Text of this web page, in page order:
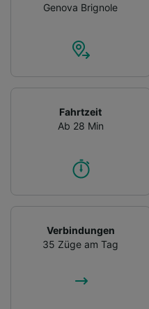
Genova Brignole
Fahrtzeit
Ab 28 Min
Verbindungen
35 Züge am Tag